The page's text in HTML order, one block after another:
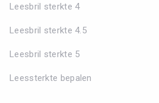
Leesbril sterkte 4
Leesbril sterkte 4.5
Leesbril sterkte 5
Leessterkte bepalen